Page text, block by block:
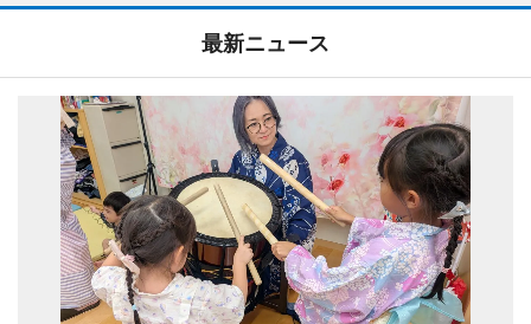
最新ニュース